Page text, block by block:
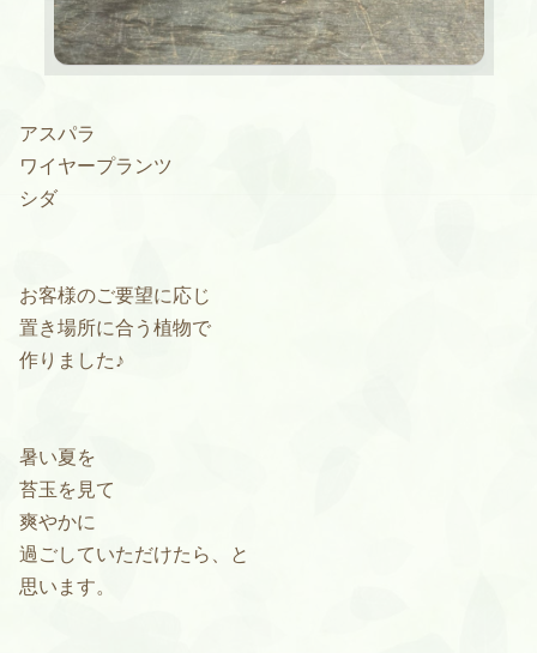
アスパラ
ワイヤープランツ
シダ
お客様のご要望に応じ
置き場所に合う植物で
作りました♪
暑い夏を
苔玉を見て
爽やかに
過ごしていただけたら、と
思います。